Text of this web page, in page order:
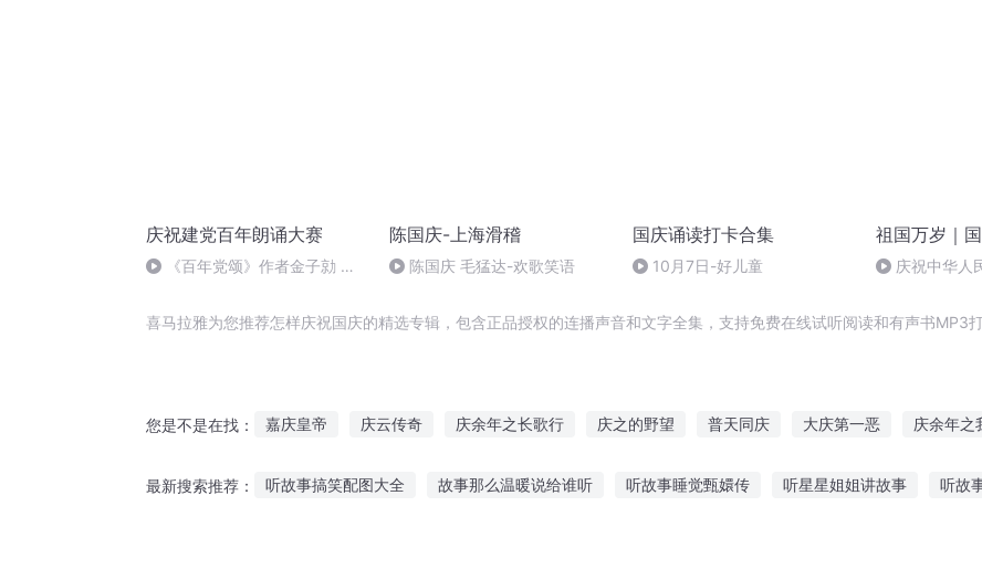
庆祝建党百年朗诵大赛
《百年党颂》作者金子勍 朗
陈国庆-上海滑稽
陈国庆 毛猛达-欢歌笑语
国庆诵读打卡合集
10月7日-好儿童
祖国万岁｜
庆祝中华人
喜马拉雅为您推荐怎样庆祝国庆的精选专辑，包含正品授权的连播声音和文字全集，支持免费在线试听阅读和有声书MP3打
您是不是在找： 嘉庆皇帝 庆云传奇 庆余年之长歌行 庆之的野望 普天同庆 大庆第一恶 庆余年之
最新搜索推荐： 听故事搞笑配图大全 故事那么温暖说给谁听 听故事睡觉甄嬛传 听星星姐姐讲故事 听故